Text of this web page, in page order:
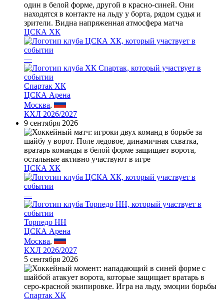
ЦСКА ХК
—
Спартак ХК
ЦСКА Арена
Москва,
КХЛ 2026/2027
9 сентября 2026
ЦСКА ХК
—
Торпедо НН
ЦСКА Арена
Москва,
КХЛ 2026/2027
5 сентября 2026
Спартак ХК